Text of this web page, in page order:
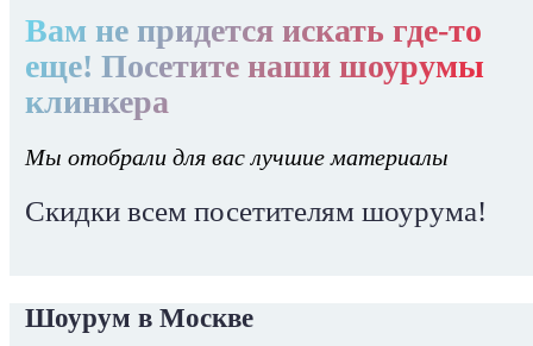
Вам не придется искать где-то
еще! Посетите наши шоурумы
клинкера
Мы отобрали для вас лучшие материалы
Скидки всем посетителям шоурума!
Шоурум в Москве